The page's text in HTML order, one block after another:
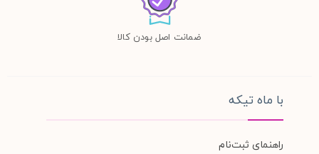
ضمانت اصل بودن کالا
با ماه تیکه
راهنمای ثبت‌نام